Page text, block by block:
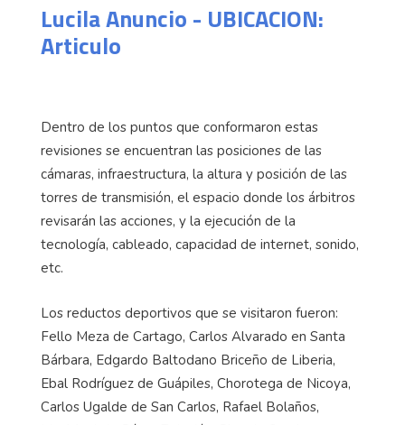
Lucila Anuncio - UBICACION:
Articulo
Dentro de los puntos que conformaron estas
revisiones se encuentran las posiciones de las
cámaras, infraestructura, la altura y posición de las
torres de transmisión, el espacio donde los árbitros
revisarán las acciones, y la ejecución de la
tecnología, cableado, capacidad de internet, sonido,
etc.
Los reductos deportivos que se visitaron fueron:
Fello Meza de Cartago, Carlos Alvarado en Santa
Bárbara, Edgardo Baltodano Briceño de Liberia,
Ebal Rodríguez de Guápiles, Chorotega de Nicoya,
Carlos Ugalde de San Carlos, Rafael Bolaños,